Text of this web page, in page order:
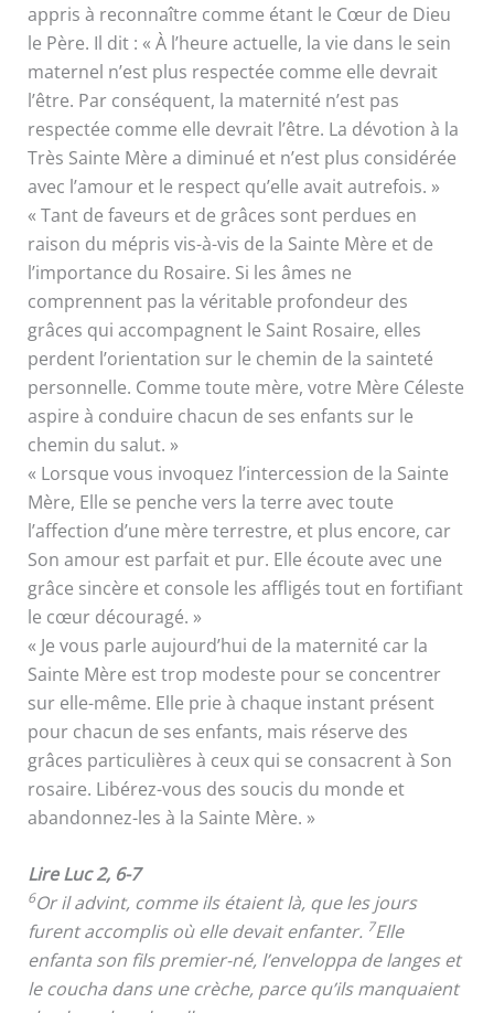
appris à reconnaître comme étant le Cœur de Dieu
le Père. Il dit : « À l’heure actuelle, la vie dans le sein
maternel n’est plus respectée comme elle devrait
l’être. Par conséquent, la maternité n’est pas
respectée comme elle devrait l’être. La dévotion à la
Très Sainte Mère a diminué et n’est plus considérée
avec l’amour et le respect qu’elle avait autrefois. »
« Tant de faveurs et de grâces sont perdues en
raison du mépris vis-à-vis de la Sainte Mère et de
l’importance du Rosaire. Si les âmes ne
comprennent pas la véritable profondeur des
grâces qui accompagnent le Saint Rosaire, elles
perdent l’orientation sur le chemin de la sainteté
personnelle. Comme toute mère, votre Mère Céleste
aspire à conduire chacun de ses enfants sur le
chemin du salut. »
« Lorsque vous invoquez l’intercession de la Sainte
Mère, Elle se penche vers la terre avec toute
l’affection d’une mère terrestre, et plus encore, car
Son amour est parfait et pur. Elle écoute avec une
grâce sincère et console les affligés tout en fortifiant
le cœur découragé. »
« Je vous parle aujourd’hui de la maternité car la
Sainte Mère est trop modeste pour se concentrer
sur elle-même. Elle prie à chaque instant présent
pour chacun de ses enfants, mais réserve des
grâces particulières à ceux qui se consacrent à Son
rosaire. Libérez-vous des soucis du monde et
abandonnez-les à la Sainte Mère. »
Lire Luc 2, 6-7
6Or il advint, comme ils étaient là, que les jours
furent accomplis où elle devait enfanter. 7Elle
enfanta son fils premier-né, l’enveloppa de langes et
le coucha dans une crèche, parce qu’ils manquaient